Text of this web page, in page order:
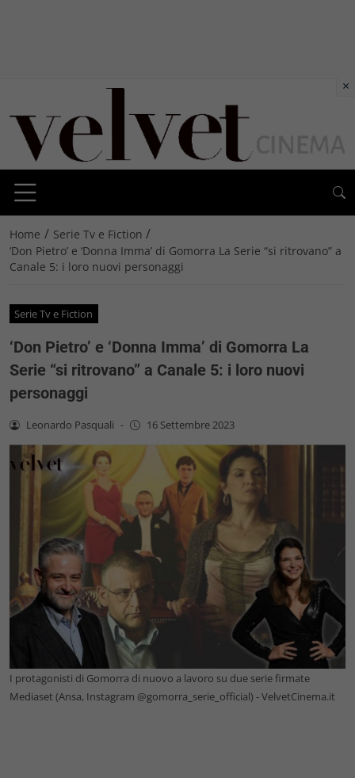
Home / Serie Tv e Fiction /
‘Don Pietro’ e ‘Donna Imma’ di Gomorra La Serie “si ritrovano” a
Canale 5: i loro nuovi personaggi
Serie Tv e Fiction
‘Don Pietro’ e ‘Donna Imma’ di Gomorra La
Serie “si ritrovano” a Canale 5: i loro nuovi
personaggi
Leonardo Pasquali - 16 Settembre 2023
I protagonisti di Gomorra di nuovo a lavoro su due serie firmate
Mediaset (Ansa, Instagram @gomorra_serie_official) - VelvetCinema.it
×